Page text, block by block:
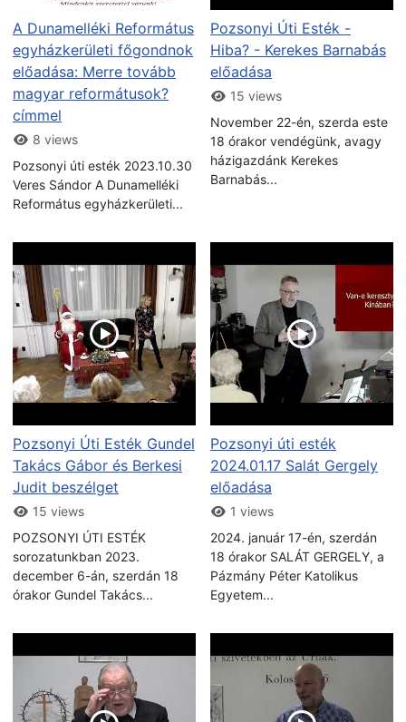
A Dunamelléki Református
egyházkerületi főgondnok
előadása: Merre tovább
magyar reformátusok?
címmel
8 views
Pozsonyi úti esték 2023.10.30
Veres Sándor A Dunamelléki
Református egyházkerületi...
Pozsonyi Úti Esték -
Hiba? - Kerekes Barnabás
előadása
15 views
November 22-én, szerda este
18 órakor vendégünk, avagy
házigazdánk Kerekes
Barnabás...
Pozsonyi Úti Esték Gundel
Takács Gábor és Berkesi
Judit beszélget
15 views
POZSONYI ÚTI ESTÉK
sorozatunkban 2023.
december 6-án, szerdán 18
órakor Gundel Takács...
Pozsonyi úti esték
2024.01.17 Salát Gergely
előadása
1 views
2024. január 17-én, szerdán
18 órakor SALÁT GERGELY, a
Pázmány Péter Katolikus
Egyetem...